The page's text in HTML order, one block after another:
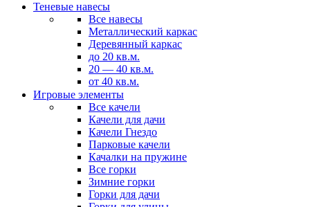
Теневые навесы
Все навесы
Металлический каркас
Деревянный каркас
до 20 кв.м.
20 — 40 кв.м.
от 40 кв.м.
Игровые элементы
Все качели
Качели для дачи
Качели Гнездо
Парковые качели
Качалки на пружине
Все горки
Зимние горки
Горки для дачи